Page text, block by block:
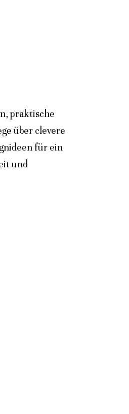
praktische
über clevere
für ein
und